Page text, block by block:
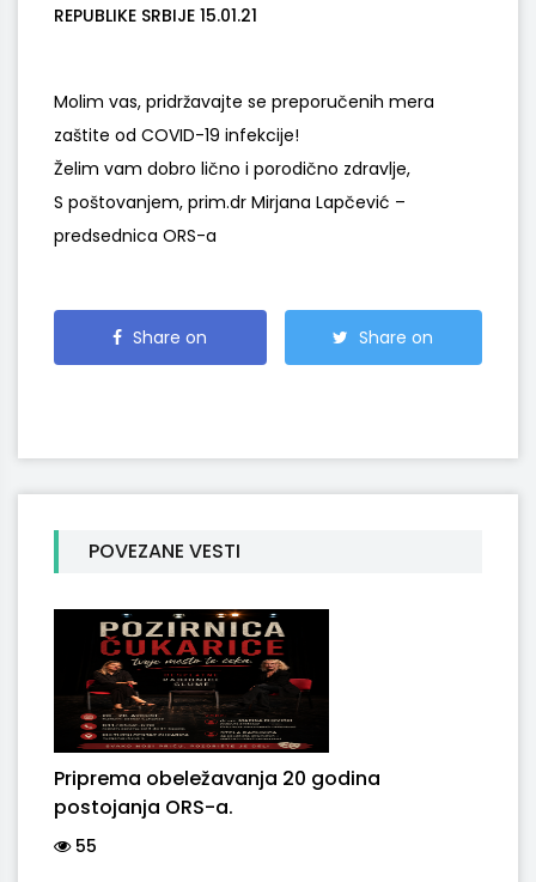
REPUBLIKE SRBIJE 15.01.21
Molim vas, pridržavajte se preporučenih mera
zaštite od COVID-19 infekcije!
Želim vam dobro lično i porodično zdravlje,
S poštovanjem, prim.dr Mirjana Lapčević –
predsednica ORS-a
Share on Share on
POVEZANE VESTI
Priprema obeležavanja 20 godina
postojanja ORS-a.
55